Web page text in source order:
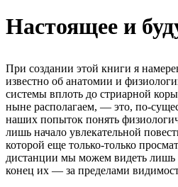
Настоящее и
При создании этой книги я
известно об анатомии и
системы вплоть до стриарной
ныне располагаем, — это, по-
наших попыток понять
лишь начало увлекательной
которой еще только-только
дистанции мы можем видеть лишь
конец их — за пределами